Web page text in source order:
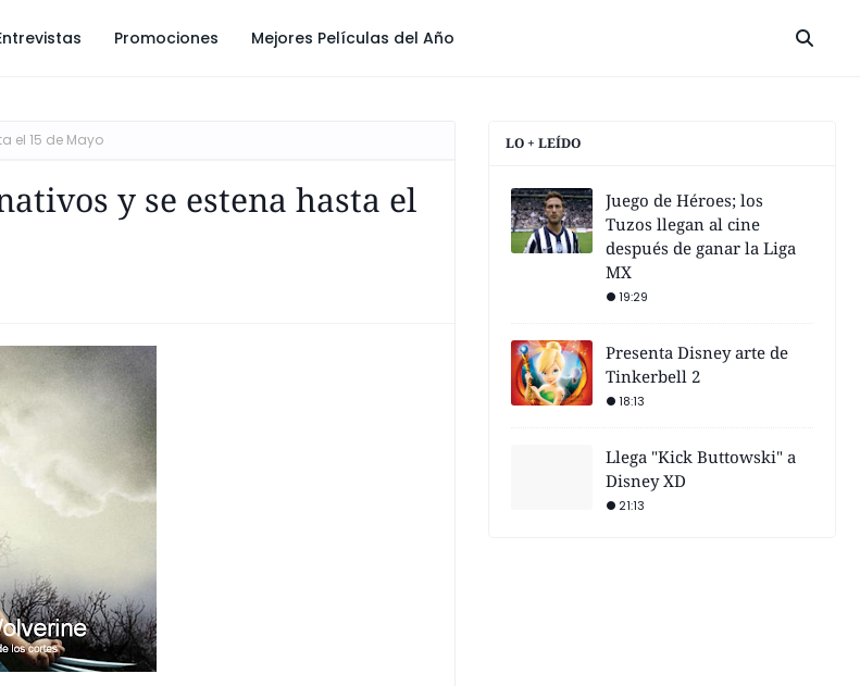
Promociones Mejores Películas del Año
el 15 de Mayo
y se estena hasta el
LO + LEÍDO
Juego de Héroes; los
Tuzos llegan al cine
después de ganar la Liga
MX
19:29
Presenta Disney arte de
Tinkerbell 2
18:13
Llega "Kick Buttowski" a
Disney XD
21:13